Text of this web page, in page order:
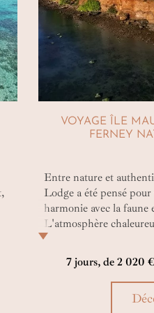
VOYAGE ÎLE
FERNEY
Entre nature et
Lodge a été pensé
harmonie avec la
L'atmosphère
transforme chaque
lodges en une
charme discret,
de ce cadre verdoyant
temps semble ralentir
7 jours, de 2 020